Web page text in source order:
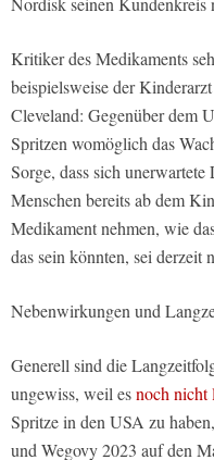
Kritiker des Medikaments
beispielsweise der
Cleveland: Gegenüber dem
Spritzen womöglich das
Sorge, dass sich
Menschen bereits ab dem
Medikament nehmen, wie
das sein könnten, sei derzeit
Nebenwirkungen und
Generell sind die
ungewiss, weil esnoch nicht
Spritze in den USA zu
und Wegovy 2023 auf den